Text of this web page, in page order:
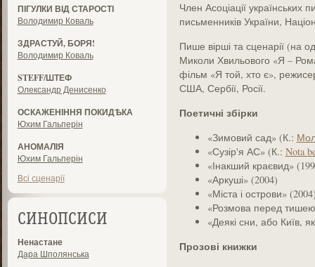
ПІГУЛКИ ВІД СТАРОСТІ
Володимир Коваль
ЗДРАСТУЙ, БОРЯ!
Володимир Коваль
STEFF/ШТЕФ
Олександр Денисенко
ОСКАЖЕНІННЯ ПОКИДѢКА
Юхим Гальперін
АНОМАЛІЯ
Юхим Гальперін
Всі сценарії
СИНОПСИСИ
Ненастане
Дара Шполянська
Член Асоціації українських
письменників України,
Пише вірші та сценарії (на
Миколи Хвильового «Я –
фільм «Я той, хто є»,
США, Сербії, Росії.
Поетичні збірки
«Зимовий сад» (К.:
«Сузір'я АС» (К.: Nota
«Інакший краєвид»
«Аркуші» (2004)
«Міста і острови»
«Розмова перед
«Деякі сни, або Київ,
Прозові книжки